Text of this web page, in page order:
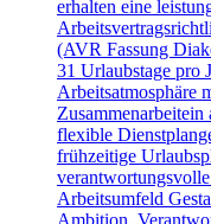
erhalten eine
(AVR Fassung
31 Urlaubstage pro
Arbeitsatmosphäre
flexible
frühzeitige
Arbeitsumfeld
Ambition,